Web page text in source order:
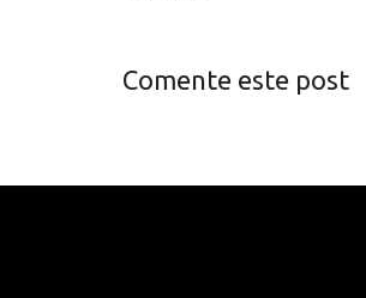
Comente este post